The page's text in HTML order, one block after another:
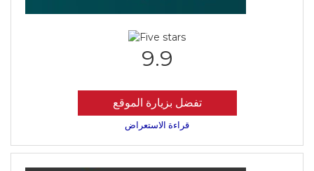
9.9
تفضل بزيارة الموقع
قراءة الاستعراض